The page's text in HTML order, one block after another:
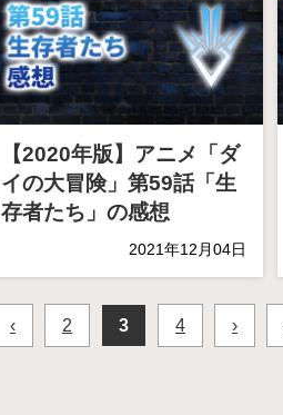
【2020年版】アニメ「ダ
イの大冒険」第59話「生
存者たち」の感想
2021年12月04日
‹ 2 3 4 ›